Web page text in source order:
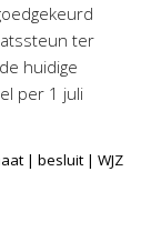
ter
huidige
per 1 juli
| besluit | WJZ